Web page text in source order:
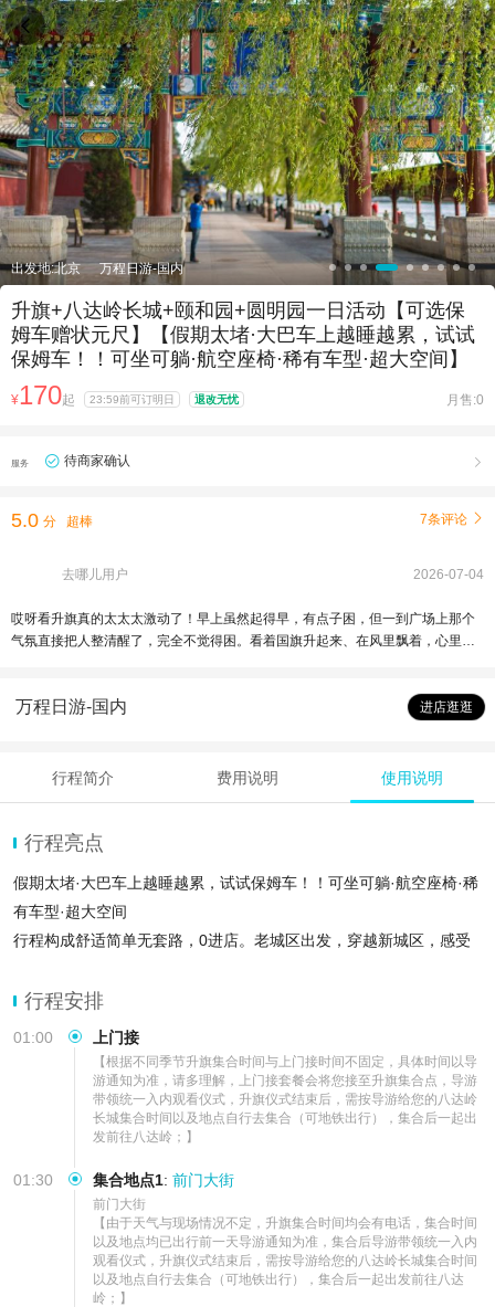
出发地:北京 万程日游-国内
升旗+八达岭长城+颐和园+圆明园一日活动【可选保
姆车赠状元尺】【假期太堵·大巴车上越睡越累，试试
保姆车！！可坐可躺·航空座椅·稀有车型·超大空间】
¥170起 23:59前可订明日 退改无忧 月售:0
服务 待商家确认 
5.0 分 超棒 7条评论 
去哪儿用户 2026-07-04
哎呀看升旗真的太太太激动了！早上虽然起得早，有点子困，但一到广场上那个
气氛直接把人整清醒了，完全不觉得困。看着国旗升起来、在风里飘着，心里那
逛了，这一天满满登登，难得来北京，累点也值了，玩得特别开心，而且我们那
万程日游-国内 进店逛逛
行程简介 费用说明 使用说明
行程亮点
假期太堵·大巴车上越睡越累，试试保姆车！！可坐可躺·航空座椅·稀
有车型·超大空间
行程构成舒适简单无套路，0进店。老城区出发，穿越新城区，感受
可选五环内上门接，小车从酒店接至集合点，避免迟到
行程安排
01:00 上门接
【根据不同季节升旗集合时间与上门接时间不固定，具体时间以导
游通知为准，请多理解，上门接套餐会将您接至升旗集合点，导游
带领统一入内观看仪式，升旗仪式结束后，需按导游给您的八达岭
长城集合时间以及地点自行去集合（可地铁出行），集合后一起出
发前往八达岭；】
01:30 集合地点1: 前门大街
前门大街
【由于天气与现场情况不定，升旗集合时间均会有电话，集合时间
以及地点均已出行前一天导游通知为准，集合后导游带领统一入内
观看仪式，升旗仪式结束后，需按导游给您的八达岭长城集合时间
以及地点自行去集合（可地铁出行），集合后一起出发前往八达
岭；】
